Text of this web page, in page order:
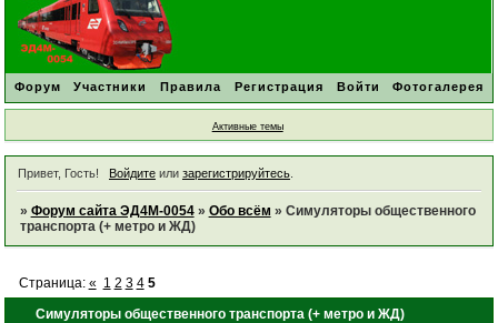
Форум Участники Правила Регистрация Войти Фотогалерея
Активные темы
Привет, Гость! Войдитеили зарегистрируйтесь.
» Форум сайта ЭД4М-0054 » Обо всём » Симуляторы общественного
транспорта (+ метро и ЖД)
Симуляторы общественного транспорта (+ метро и ЖД)
Страница: « 1 2 3 4 5